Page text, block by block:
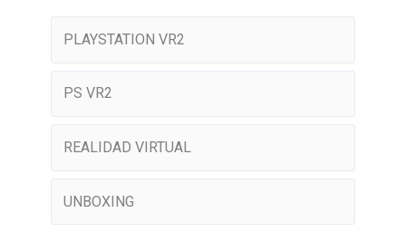
PLAYSTATION VR2
PS VR2
REALIDAD VIRTUAL
UNBOXING